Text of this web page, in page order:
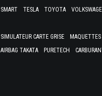
SMART
TESLA TOYOTA
SIMULATEUR CARTE GRISE
AIRBAG TAKATA
PURETECH